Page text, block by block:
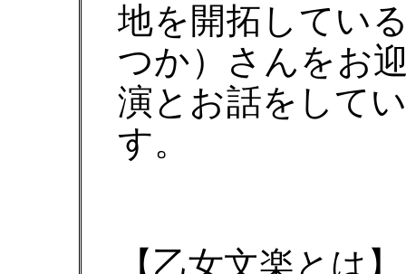
地を開拓してい
つか）さんをお
演とお話をして
す。
【乙女文楽とは】